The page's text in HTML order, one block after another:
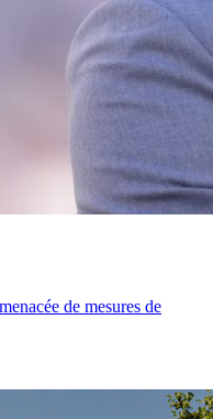
de mesures de